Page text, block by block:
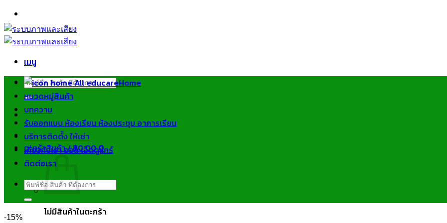
ข้าม
ไป
ยัง
เมนู
ค้นหา:
ตะกร้าสินค้า /฿0.000
ไม่มีสินค้าในตะกร้า
Home
หมวดหมู่สินค้า
บทความ
รับออกแบบ ห้องเรียน ห้องประชุม อาคารเรียน
บริการติดตั้ง ให้เช่า
เกี่ยวกับเรา ออล เอ็ดดูแคร์
ติดต่อเรา
ค้นหา:
-15%